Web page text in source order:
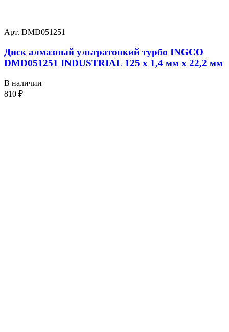
Арт. DMD051251
Диск алмазный ультратонкий турбо INGCO
DMD051251 INDUSTRIAL 125 х 1,4 мм x 22,2 мм
В наличии
810 ₽